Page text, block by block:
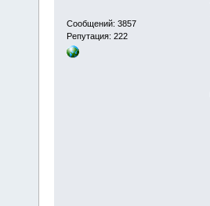
Сообщений: 3857
Репутация: 222